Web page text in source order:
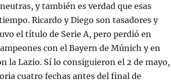
y también es verdad que esas
Ricardo y Diego son tasadores y
el título de Serie A, pero perdió en
con el Bayern de Múnich y en
la Lazio. Sí lo consiguieron el 2 de mayo,
cuatro fechas antes del final de